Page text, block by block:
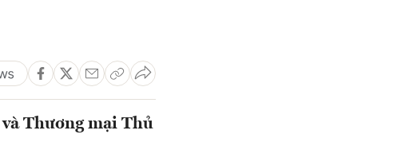
Thương mại Thủ